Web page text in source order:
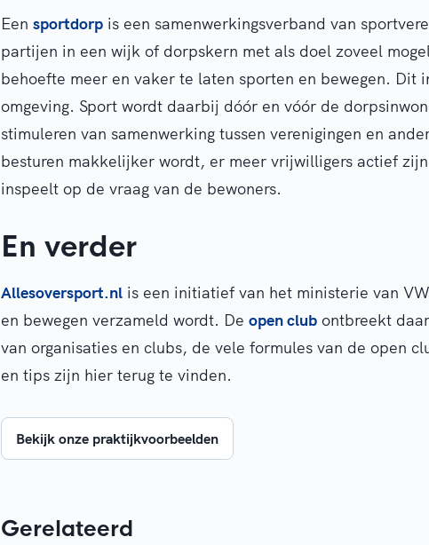
Een sportdorp is een samenwerkingsverband van
partijen in een wijk of dorpskern met als doel zoveel
behoefte meer en vaker te laten sporten en bewegen. Dit
omgeving. Sport wordt daarbij dóór en vóór de
stimuleren van samenwerking tussen verenigingen en
besturen makkelijker wordt, er meer vrijwilligers actief
inspeelt op de vraag van de bewoners.
En verder
Allesoversport.nl is een initiatief van het ministerie van
en bewegen verzameld wordt. De open club ontbreekt
van organisaties en clubs, de vele formules van de open
en tips zijn hier terug te vinden.
Bekijk onze praktijkvoorbeelden
Gerelateerd